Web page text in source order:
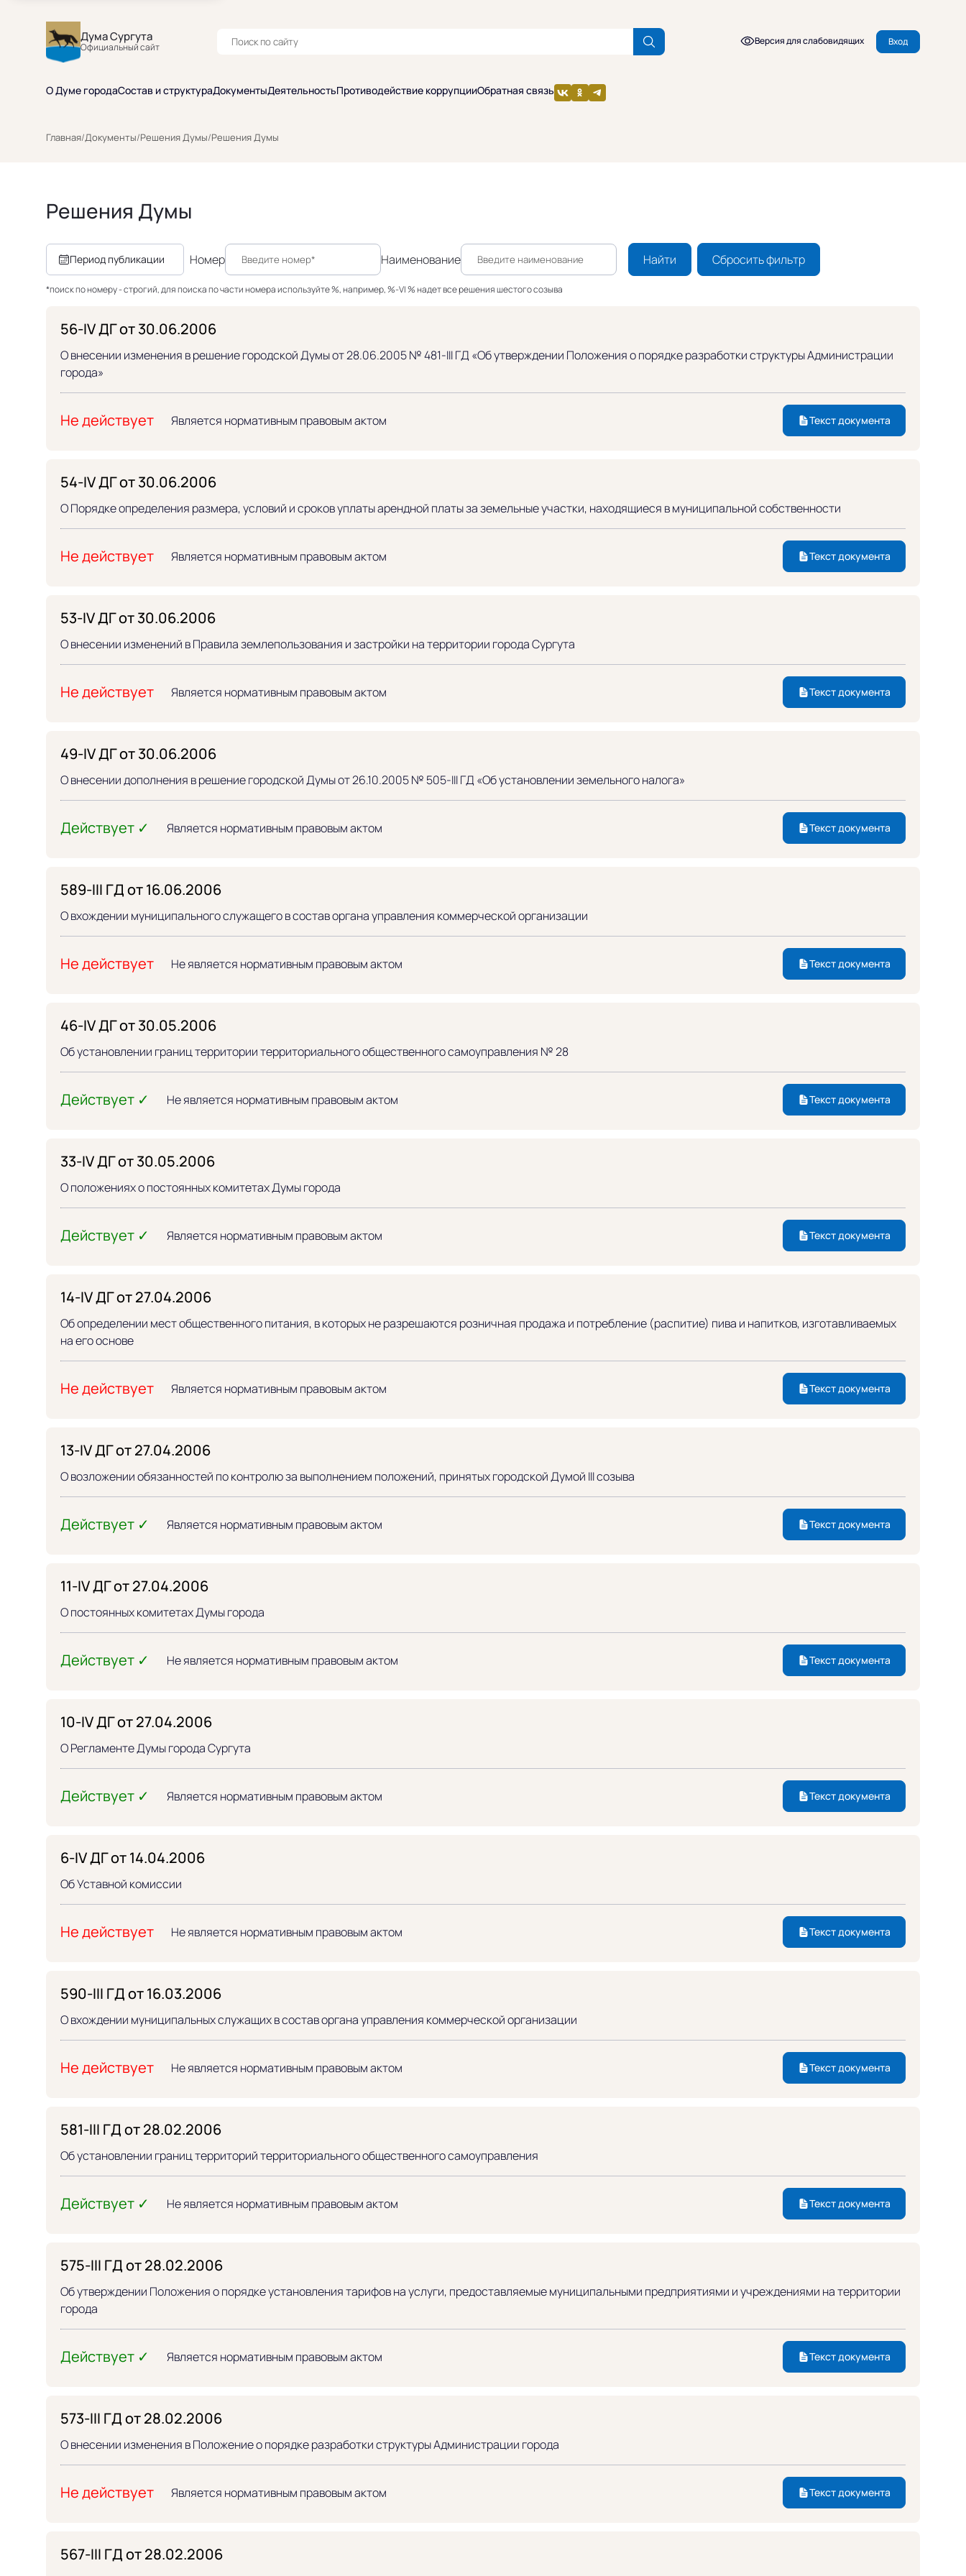
Дума Сургута
Официальный сайт
Версия для слабовидящих Вход
О Думе городаСостав и структураДокументыДеятельностьПротиводействие коррупцииОбратная связь
Главная/Документы/Решения Думы/Решения Думы
Решения Думы
Период публикации Номер Наименование Найти Сбросить фильтр
*поиск по номеру - строгий, для поиска по части номера используйте %, например, %-VI % надет все решения шестого созыва
56-IV ДГ от 30.06.2006
О внесении изменения в решение городской Думы от 28.06.2005 № 481-III ГД «Об утверждении Положения о порядке разработки структуры Администрации
города»
Не действует Является нормативным правовым актом Текст документа
54-IV ДГ от 30.06.2006
О Порядке определения размера, условий и сроков уплаты арендной платы за земельные участки, находящиеся в муниципальной собственности
Не действует Является нормативным правовым актом Текст документа
53-IV ДГ от 30.06.2006
О внесении изменений в Правила землепользования и застройки на территории города Сургута
Не действует Является нормативным правовым актом Текст документа
49-IV ДГ от 30.06.2006
О внесении дополнения в решение городской Думы от 26.10.2005 № 505-III ГД «Об установлении земельного налога»
Действует ✓ Является нормативным правовым актом Текст документа
589-III ГД от 16.06.2006
О вхождении муниципального служащего в состав органа управления коммерческой организации
Не действует Не является нормативным правовым актом Текст документа
46-IV ДГ от 30.05.2006
Об установлении границ территории территориального общественного самоуправления № 28
Действует ✓ Не является нормативным правовым актом Текст документа
33-IV ДГ от 30.05.2006
О положениях о постоянных комитетах Думы города
Действует ✓ Является нормативным правовым актом Текст документа
14-IV ДГ от 27.04.2006
Об определении мест общественного питания, в которых не разрешаются розничная продажа и потребление (распитие) пива и напитков, изготавливаемых
на его основе
Не действует Является нормативным правовым актом Текст документа
13-IV ДГ от 27.04.2006
О возложении обязанностей по контролю за выполнением положений, принятых городской Думой III созыва
Действует ✓ Является нормативным правовым актом Текст документа
11-IV ДГ от 27.04.2006
О постоянных комитетах Думы города
Действует ✓ Не является нормативным правовым актом Текст документа
10-IV ДГ от 27.04.2006
О Регламенте Думы города Сургута
Действует ✓ Является нормативным правовым актом Текст документа
6-IV ДГ от 14.04.2006
Об Уставной комиссии
Не действует Не является нормативным правовым актом Текст документа
590-III ГД от 16.03.2006
О вхождении муниципальных служащих в состав органа управления коммерческой организации
Не действует Не является нормативным правовым актом Текст документа
581-III ГД от 28.02.2006
Об установлении границ территорий территориального общественного самоуправления
Действует ✓ Не является нормативным правовым актом Текст документа
575-III ГД от 28.02.2006
Об утверждении Положения о порядке установления тарифов на услуги, предоставляемые муниципальными предприятиями и учреждениями на территории
города
Действует ✓ Является нормативным правовым актом Текст документа
573-III ГД от 28.02.2006
О внесении изменения в Положение о порядке разработки структуры Администрации города
Не действует Является нормативным правовым актом Текст документа
567-III ГД от 28.02.2006